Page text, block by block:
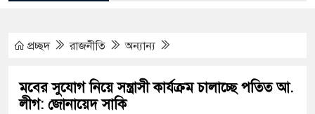
শিক্ষার্থীদের সাথে উৎসবমুখর
কর্মসূচীর শুভসূচনা।
প্রচ্ছদ রাজনীতি অন্যান্য
মবের সুযোগ নিয়ে সন্ত্রাসী কার্যক্রম চালাচ্ছে পতিত আ.
লীগ: জোনায়েদ সাকি